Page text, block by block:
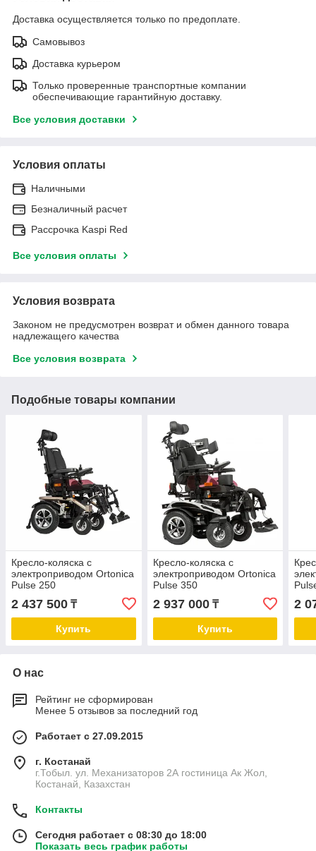
Доставка осуществляется только по предоплате.
Самовывоз
Доставка курьером
Только проверенные транспортные компании
обеспечивающие гарантийную доставку.
Все условия доставки
Условия оплаты
Наличными
Безналичный расчет
Рассрочка Kaspi Red
Все условия оплаты
Условия возврата
Законом не предусмотрен возврат и обмен данного товара
надлежащего качества
Все условия возврата
Подобные товары компании
Кресло-коляска с
электроприводом Ortonica
Pulse 250
2 437 500 ₸
Купить
Кресло-коляска с
электроприводом Ortonica
Pulse 350
2 937 000₸
Купить
2
О нас
Рейтинг не сформирован
Менее 5 отзывов за последний год
Работает с 27.09.2015
г. Костанай
г.Тобыл. ул. Механизаторов 2А гостиница Ак Жол,
Костанай, Казахстан
Контакты
Сегодня работает с 08:30 до 18:00
Показать весь график работы